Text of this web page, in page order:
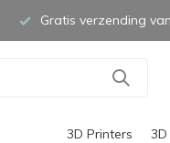
Gratis verzending
3D Printers